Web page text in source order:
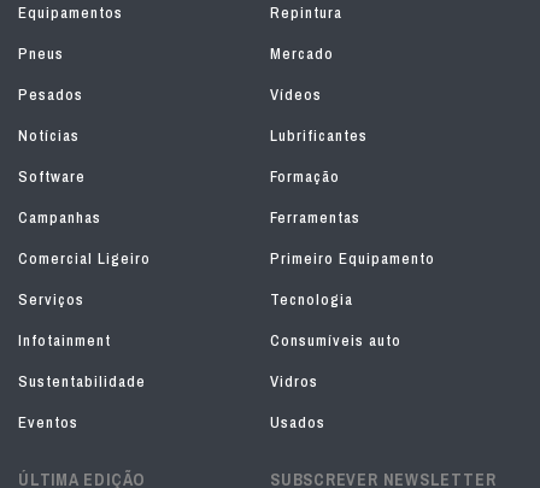
Equipamentos
Repintura
Pneus
Mercado
Pesados
Vídeos
Notícias
Lubrificantes
Software
Formação
Campanhas
Ferramentas
Comercial Ligeiro
Primeiro Equipamento
Serviços
Tecnologia
Infotainment
Consumíveis auto
Sustentabilidade
Vidros
Eventos
Usados
ÚLTIMA EDIÇÃO SUBSCREVER NEWSLETTER